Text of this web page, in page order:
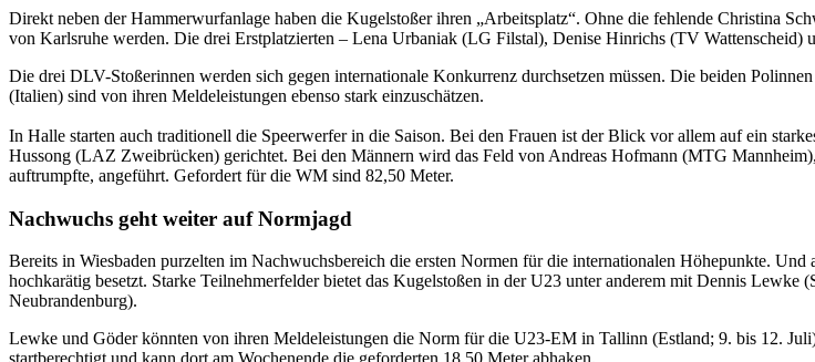
Direkt neben der Hammerwurfanlage haben die Kugelstoßer ihren „Arbeitsplatz“. Ohne die fehlende Christina
von Karlsruhe werden. Die drei Erstplatzierten – Lena Urbaniak (LG Filstal), Denise Hinrichs (TV Wattenscheid)
Die drei DLV-Stoßerinnen werden sich gegen internationale Konkurrenz durchsetzen müssen. Die beiden
(Italien) sind von ihren Meldeleistungen ebenso stark einzuschätzen.
In Halle starten auch traditionell die Speerwerfer in die Saison. Bei den Frauen ist der Blick vor allem auf ein
Hussong (LAZ Zweibrücken) gerichtet. Bei den Männern wird das Feld von Andreas Hofmann (MTG
auftrumpfte, angeführt. Gefordert für die WM sind 82,50 Meter.
Nachwuchs geht weiter auf Normjagd
Bereits in Wiesbaden purzelten im Nachwuchsbereich die ersten Normen für die internationalen Höhepunkte.
hochkarätig besetzt. Starke Teilnehmerfelder bietet das Kugelstoßen in der U23 unter anderem mit Dennis
Neubrandenburg).
Lewke und Göder könnten von ihren Meldeleistungen die Norm für die U23-EM in Tallinn (Estland; 9. bis 12.